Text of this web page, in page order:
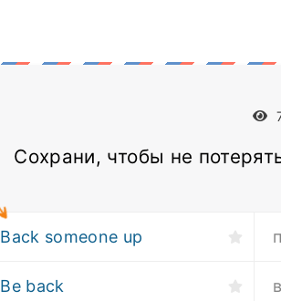
Сохрани, чтобы не
Back someone up
Be back